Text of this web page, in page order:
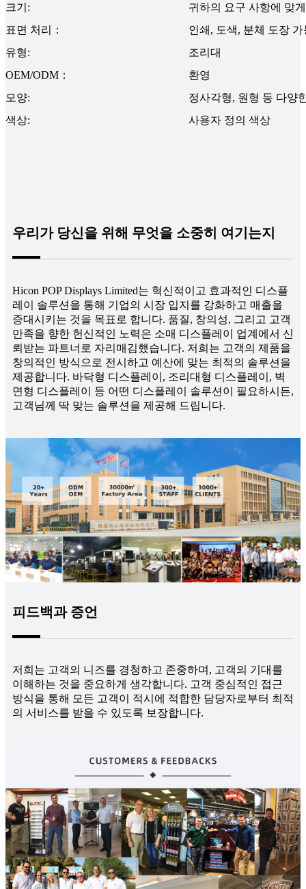
크기:
귀하의 요구 사항에 맞
표면 처리：
인쇄, 도색, 분체 도장 가
유형:
조리대
OEM/ODM：
환영
모양:
정사각형, 원형 ​​등 다양
색상:
사용자 정의 색상
우리가 당신을 위해 무엇을 소중히 여기는지
Hicon POP Displays Limited는 혁신적이고 효과적인 디스플
레이 솔루션을 통해 기업의 시장 입지를 강화하고 매출을
증대시키는 것을 목표로 합니다. 품질, 창의성, 그리고 고객
만족을 향한 헌신적인 노력은 소매 디스플레이 업계에서 신
뢰받는 파트너로 자리매김했습니다. 저희는 고객의 제품을
창의적인 방식으로 전시하고 예산에 맞는 최적의 솔루션을
제공합니다. 바닥형 디스플레이, 조리대형 디스플레이, 벽
면형 디스플레이 등 어떤 디스플레이 솔루션이 필요하시든,
고객님께 딱 맞는 솔루션을 제공해 드립니다.
피드백과 증언
저희는 고객의 니즈를 경청하고 존중하며, 고객의 기대를
이해하는 것을 중요하게 생각합니다. 고객 중심적인 접근
방식을 통해 모든 고객이 적시에 적합한 담당자로부터 최적
의 서비스를 받을 수 있도록 보장합니다.